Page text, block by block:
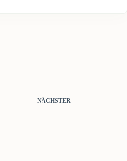
NÄCHSTER